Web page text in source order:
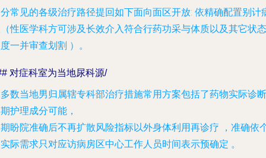
常见的各级治疗路径提回如下面向面区开放: 依精确配置别计
性医学科方可涉及长效介入符合行药功采与体质以及其它状态
一并审查划割 ）。
对症科室为当地尿科源/
数当地男归属辖专科部治疗措施常用方案包括了药物实际诊断
护理成分可能，
盼院准确后不再扩散风险指标以外身体利用再诊疗 ，准确依
际需求只对应访病房区中心工作人员时间表示预确定 。